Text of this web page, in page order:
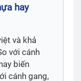
hay
và khả
với cánh
biến
cánh gang,